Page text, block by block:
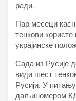
ради.
Пар месеци
тенкови
украјинске
Сада из Русије
види шест
Русији. У
даљиномером